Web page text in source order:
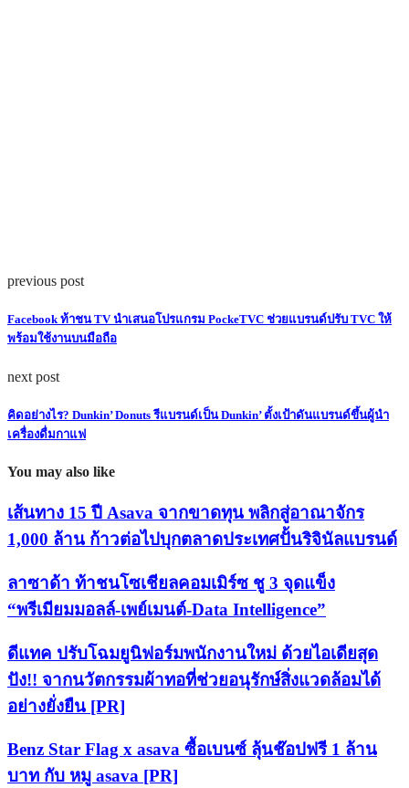
previous post
Facebook ท้าชน TV นำเสนอโปรแกรม PockeTVC ช่วยแบรนด์ปรับ TVC ให้
พร้อมใช้งานบนมือถือ
next post
คิดอย่างไร? Dunkin’ Donuts รีแบรนด์เป็น Dunkin’ ตั้งเป้าดันแบรนด์ขึ้นผู้นำ
เครื่องดื่มกาแฟ
You may also like
เส้นทาง 15 ปี Asava จากขาดทุน พลิกสู่อาณาจักร
1,000 ล้าน ก้าวต่อไปบุกตลาดประเทศปั้นริจินัลแบรนด์
ลาซาด้า ท้าชนโซเชียลคอมเมิร์ซ ชู 3 จุดแข็ง
“พรีเมียมมอลล์-เพย์เมนต์-Data Intelligence”
ดีแทค ปรับโฉมยูนิฟอร์มพนักงานใหม่ ด้วยไอเดียสุด
ปัง!! จากนวัตกรรมผ้าทอที่ช่วยอนุรักษ์สิ่งแวดล้อมได้
อย่างยั่งยืน [PR]
Benz Star Flag x asava ซื้อเบนซ์ ลุ้นช๊อปฟรี 1 ล้าน
บาท กับ หมู asava [PR]